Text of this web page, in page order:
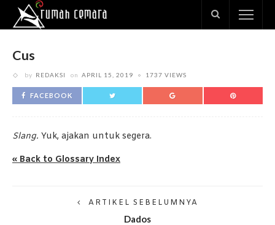
Cus
by REDAKSI on APRIL 15, 2019 1737 VIEWS
FACEBOOK
Slang. Yuk, ajakan untuk segera.
« Back to Glossary Index
ARTIKEL SEBELUMNYA
Dados